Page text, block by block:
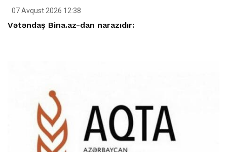
07 Avqust 2026 12:38
Vətəndaş Bina.az-dan narazıdır: